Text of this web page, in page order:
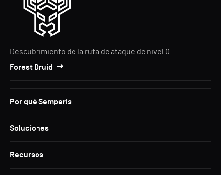
Descubrimiento de la ruta de ataque de nivel 0
Forest Druid
Por qué Semperis
Soluciones
Recursos